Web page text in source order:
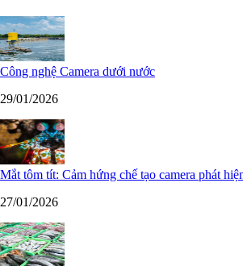
Công nghệ Camera dưới nước
29/01/2026
Mắt tôm tít: Cảm hứng chế tạo camera phát
27/01/2026